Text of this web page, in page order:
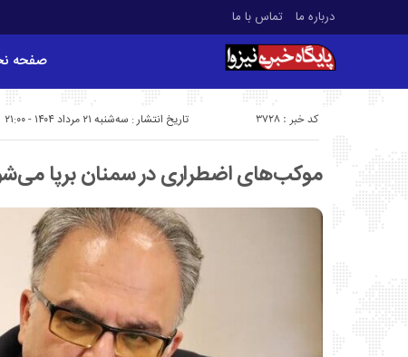
درباره ما تماس با ما
صفحه
تاریخ انتشار : سه‌شنبه ۲۱ مرداد ۱۴۰۴ - ۲۱:۰۰ کد خبر : 3728
موکب‌های اضطراری در سمنان برپا